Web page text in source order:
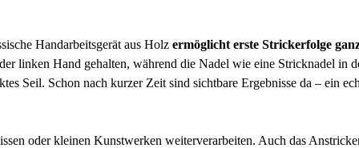
Handarbeitsgerät aus Holz ermöglicht erste Strickerfolge
linken Hand gehalten, während die Nadel wie eine Stricknadel in
Seil. Schon nach kurzer Zeit sind sichtbare Ergebnisse da – ein
oder kleinen Kunstwerken weiterverarbeiten. Auch das